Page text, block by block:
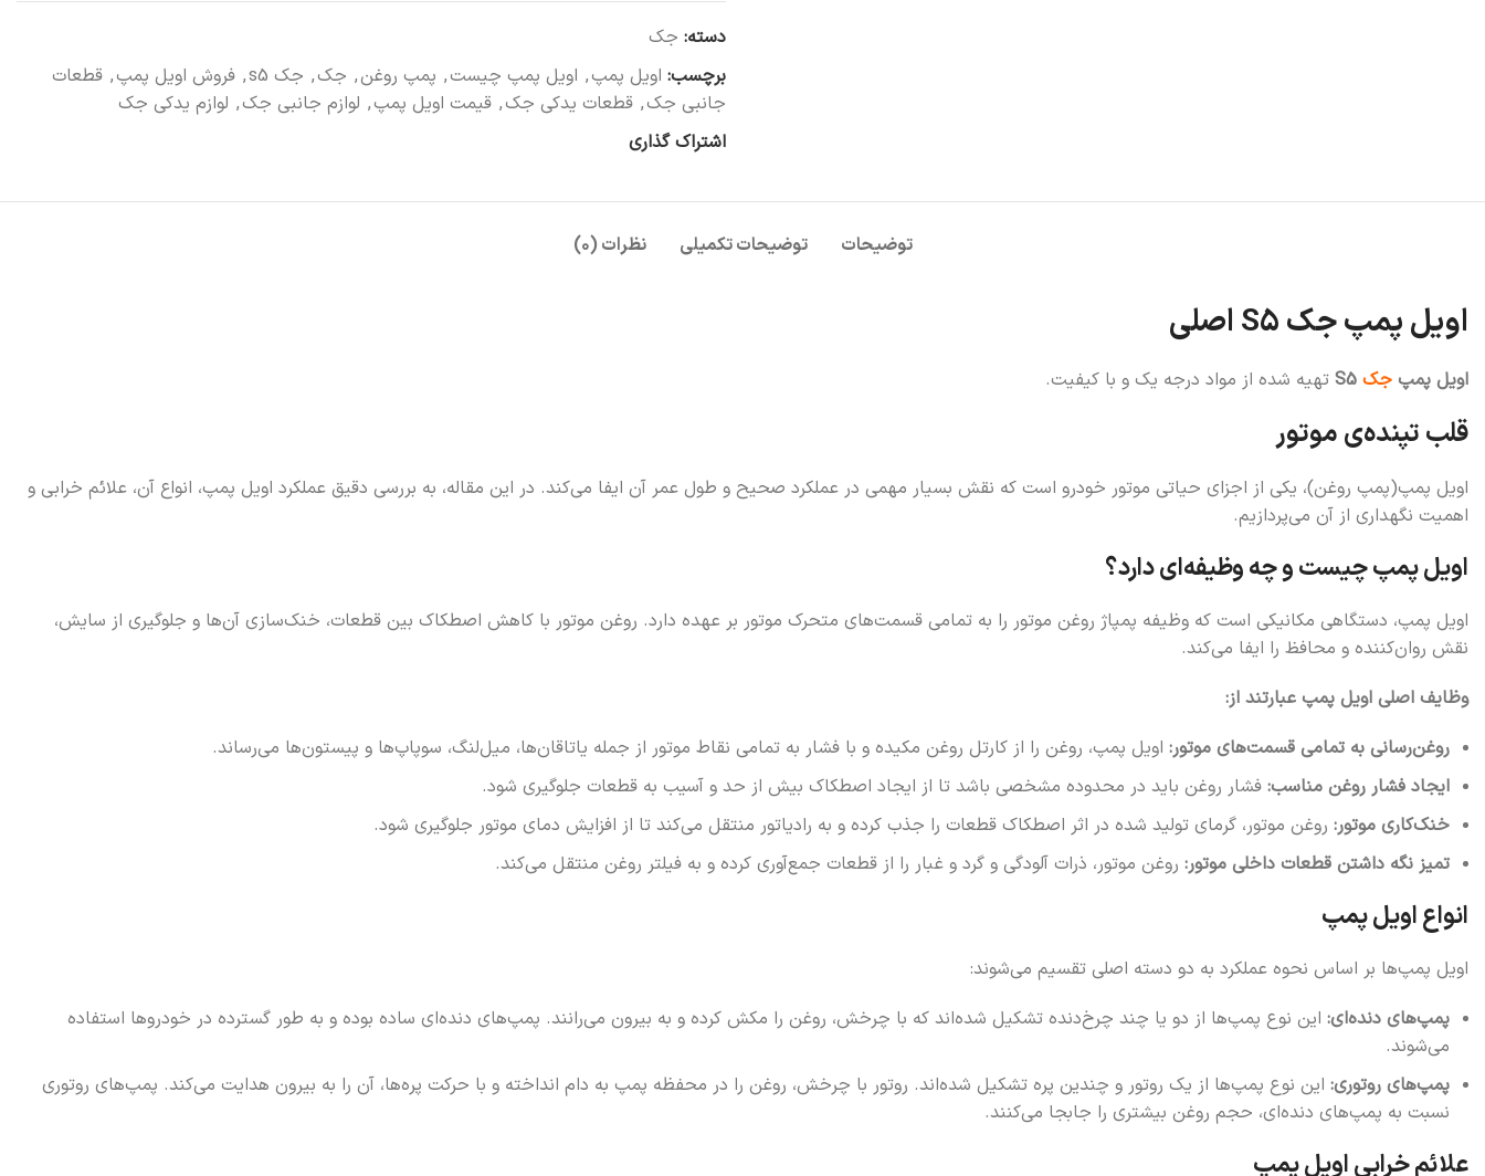
دسته: جک
برچسب: اویل پمپ, اویل پمپ چیست, پمپ روغن, جک, جک s5 , فروش اویل پمپ, قطعات
جانبی جک, قطعات یدکی جک, قیمت اویل پمپ, لوازم جانبی جک, لوازم یدکی جک
اشتراک گذاری
توضیحات توضیحات تکمیلی نظرات (۰)
اویل پمپ جک S5 اصلی
اویل پمپ جک S5 تهیه شده از مواد درجه یک و با کیفیت.
قلب تپنده‌ی موتور
اویل پمپ(پمپ روغن)، یکی از اجزای حیاتی موتور خودرو است که نقش بسیار مهمی در عملکرد صحیح و طول عمر آن ایفا می‌کند. در این مقاله، به بررسی دقیق عملکرد اویل پمپ، انواع آن، علائم خرابی و
اهمیت نگهداری از آن می‌پردازیم.
اویل پمپ چیست و چه وظیفه‌ای دارد؟
اویل پمپ، دستگاهی مکانیکی است که وظیفه پمپاژ روغن موتور را به تمامی قسمت‌های متحرک موتور بر عهده دارد. روغن موتور با کاهش اصطکاک بین قطعات، خنک‌سازی آن‌ها و جلوگیری از سایش،
نقش روان‌کننده و محافظ را ایفا می‌کند.
وظایف اصلی اویل پمپ عبارتند از:
روغن‌رسانی به تمامی قسمت‌های موتور: اویل پمپ، روغن را از کارتل روغن مکیده و با فشار به تمامی نقاط موتور از جمله یاتاقان‌ها، میل‌لنگ، سوپاپ‌ها و پیستون‌ها می‌رساند.
ایجاد فشار روغن مناسب: فشار روغن باید در محدوده مشخصی باشد تا از ایجاد اصطکاک بیش از حد و آسیب به قطعات جلوگیری شود.
خنک‌کاری موتور: روغن موتور، گرمای تولید شده در اثر اصطکاک قطعات را جذب کرده و به رادیاتور منتقل می‌کند تا از افزایش دمای موتور جلوگیری شود.
تمیز نگه داشتن قطعات داخلی موتور: روغن موتور، ذرات آلودگی و گرد و غبار را از قطعات جمع‌آوری کرده و به فیلتر روغن منتقل می‌کند.
انواع اویل پمپ
اویل پمپ‌ها بر اساس نحوه عملکرد به دو دسته اصلی تقسیم می‌شوند:
پمپ‌های دنده‌ای: این نوع پمپ‌ها از دو یا چند چرخ‌دنده تشکیل شده‌اند که با چرخش، روغن را مکش کرده و به بیرون می‌رانند. پمپ‌های دنده‌ای ساده بوده و به طور گسترده در خودروها استفاده
می‌شوند.
پمپ‌های روتوری: این نوع پمپ‌ها از یک روتور و چندین پره تشکیل شده‌اند. روتور با چرخش، روغن را در محفظه پمپ به دام انداخته و با حرکت پره‌ها، آن را به بیرون هدایت می‌کند. پمپ‌های روتوری
نسبت به پمپ‌های دنده‌ای، حجم روغن بیشتری را جابجا می‌کنند.
علائم خرابی اویل پمپ